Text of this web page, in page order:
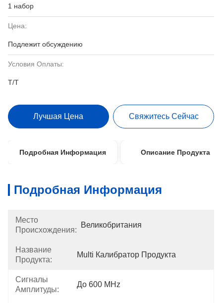
1 набор
Цена:
Подлежит обсуждению
Условия Оплаты:
T/T
Лучшая Цена Свяжитесь Сейчас
Подробная Информация Описание Продукта
Подробная Информация
Место
Происхождения:
Великобритания
Название
Продукта:
Multi Калибратор Продукта
Сигналы
Амплитуды:
До 600 MHz